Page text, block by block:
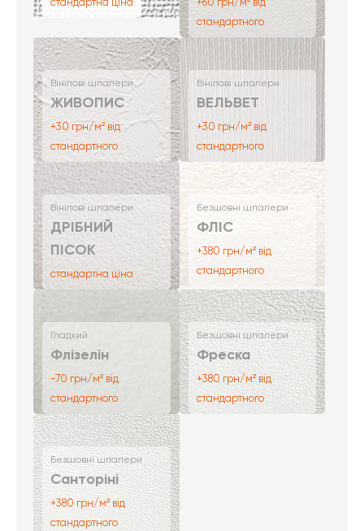
стандартного
Вінілові шпалери
ЖИВОПИС
+30 грн/м² від
стандартного
Вінілові шпалери
ВЕЛЬВЕТ
+30 грн/м² від
стандартного
Вінілові шпалери
ДРІБНИЙ
ПІСОК
стандартна ціна
Безшовні шпалери
ФЛІС
+380 грн/м² від
стандартного
Гладкий
Флізелін
-70 грн/м² від
стандартного
Безшовні шпалери
Фреска
+380 грн/м² від
стандартного
Безшовні шпалери
Санторіні
+380 грн/м² від
стандартного